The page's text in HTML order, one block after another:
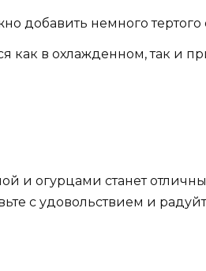
добавить немного тертого
как в охлажденном, так и
и огурцами станет
с удовольствием и